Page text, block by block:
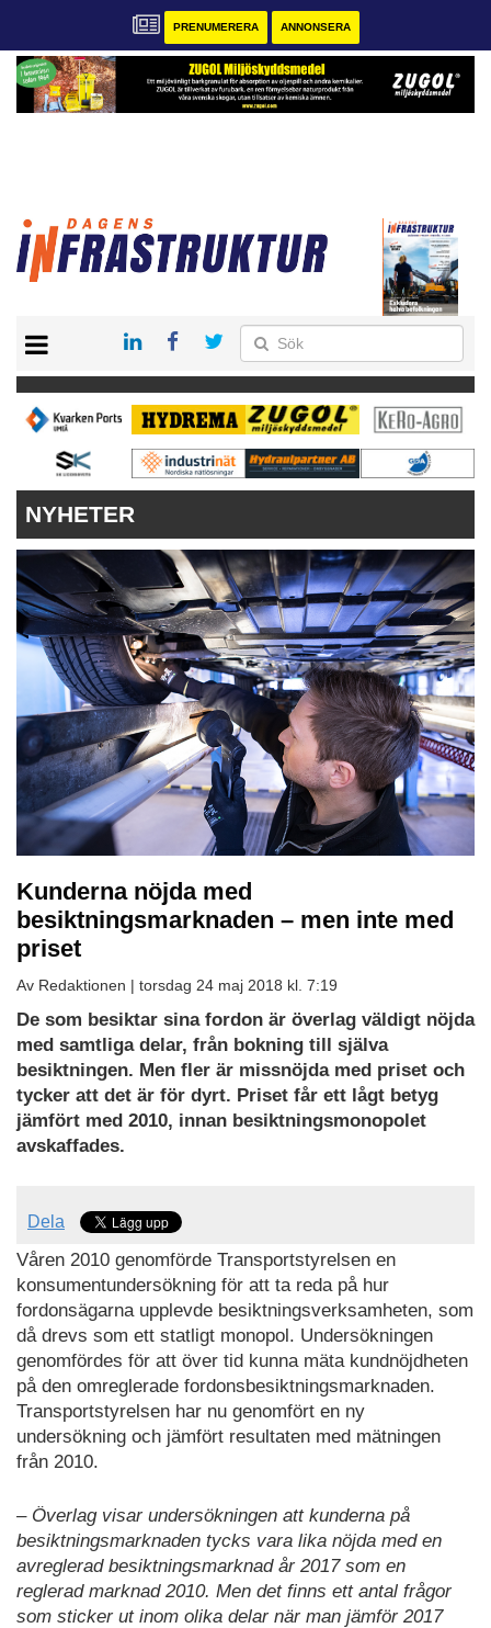
PRENUMERERA ANNONSERA
KONTAKT
VÅRA ANDRA MAGASIN
PRENUMERERA
ANNONSERA
NYHETER
Kunderna nöjda med
besiktningsmarknaden – men inte med
priset
Av Redaktionen | torsdag 24 maj 2018 kl. 7:19
De som besiktar sina fordon är överlag väldigt nöjda
med samtliga delar, från bokning till själva
besiktningen. Men fler är missnöjda med priset och
tycker att det är för dyrt. Priset får ett lågt betyg
jämfört med 2010, innan besiktningsmonopolet
avskaffades.
Dela
Våren 2010 genomförde Transportstyrelsen en
konsumentundersökning för att ta reda på hur
fordonsägarna upplevde besiktningsverksamheten, som
då drevs som ett statligt monopol. Undersökningen
genomfördes för att över tid kunna mäta kundnöjdheten
på den omreglerade fordonsbesiktningsmarknaden.
Transportstyrelsen har nu genomfört en ny
undersökning och jämfört resultaten med mätningen
från 2010.
– Överlag visar undersökningen att kunderna på
besiktningsmarknaden tycks vara lika nöjda med en
avreglerad besiktningsmarknad år 2017 som en
reglerad marknad 2010. Men det finns ett antal frågor
som sticker ut inom olika delar när man jämför 2017